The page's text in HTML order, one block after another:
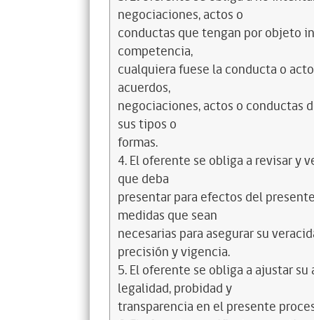
negociaciones, actos o
conductas que tengan por objeto
competencia,
cualquiera fuese la conducta o
acuerdos,
negociaciones, actos o conductas
sus tipos o
formas.
4. El oferente se obliga a revisar y
que deba
presentar para efectos del
medidas que sean
necesarias para asegurar su
precisión y vigencia.
5. El oferente se obliga a ajustar
legalidad, probidad y
transparencia en el presente